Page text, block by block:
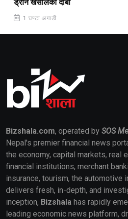
ड्रोन खसालेको दाबी
1 घण्टा अगाडी
Bizshala.com, operated by SOS
Nepal's premier financial news
the economy, capital markets, real
financial institutions, merchant
insurance, tourism, the automotive
delivers fresh, in-depth, and
inception, Bizshala has rapidly
leading economic news platform,